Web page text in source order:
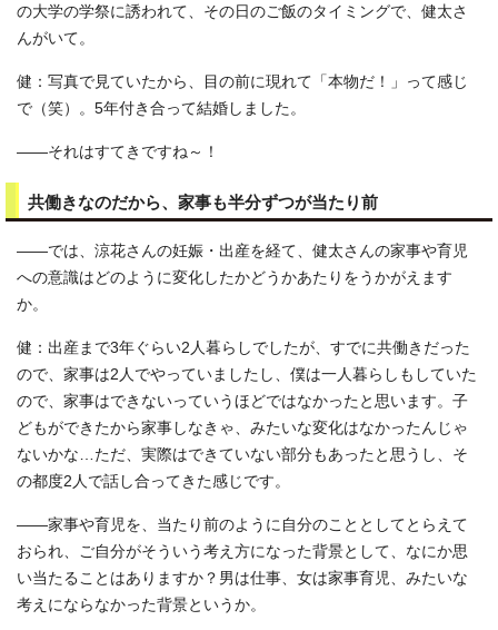
の大学の学祭に誘われて、その日のご飯のタイミングで、健太さ
んがいて。
健：写真で見ていたから、目の前に現れて「本物だ！」って感じ
で（笑）。5年付き合って結婚しました。
――それはすてきですね～！
共働きなのだから、家事も半分ずつが当たり前
――では、涼花さんの妊娠・出産を経て、健太さんの家事や育児
への意識はどのように変化したかどうかあたりをうかがえます
か。
健：出産まで3年ぐらい2人暮らしでしたが、すでに共働きだった
ので、家事は2人でやっていましたし、僕は一人暮らしもしていた
ので、家事はできないっていうほどではなかったと思います。子
どもができたから家事しなきゃ、みたいな変化はなかったんじゃ
ないかな…ただ、実際はできていない部分もあったと思うし、そ
の都度2人で話し合ってきた感じです。
――家事や育児を、当たり前のように自分のこととしてとらえて
おられ、ご自分がそういう考え方になった背景として、なにか思
い当たることはありますか？男は仕事、女は家事育児、みたいな
考えにならなかった背景というか。